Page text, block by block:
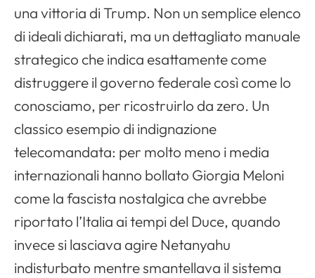
una vittoria di Trump. Non un semplice elenco
di ideali dichiarati, ma un dettagliato manuale
strategico che indica esattamente come
distruggere il governo federale così come lo
conosciamo, per ricostruirlo da zero. Un
classico esempio di indignazione
telecomandata: per molto meno i media
internazionali hanno bollato Giorgia Meloni
come la fascista nostalgica che avrebbe
riportato l’Italia ai tempi del Duce, quando
invece si lasciava agire Netanyahu
indisturbato mentre smantellava il sistema